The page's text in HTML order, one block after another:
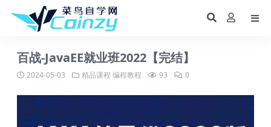
百战-JavaEE就业班2022【完结】
2024-05-03 精品课程 编程教程 93 0